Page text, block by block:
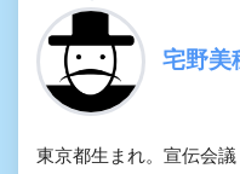
宅野美
東京都生まれ。宣伝会